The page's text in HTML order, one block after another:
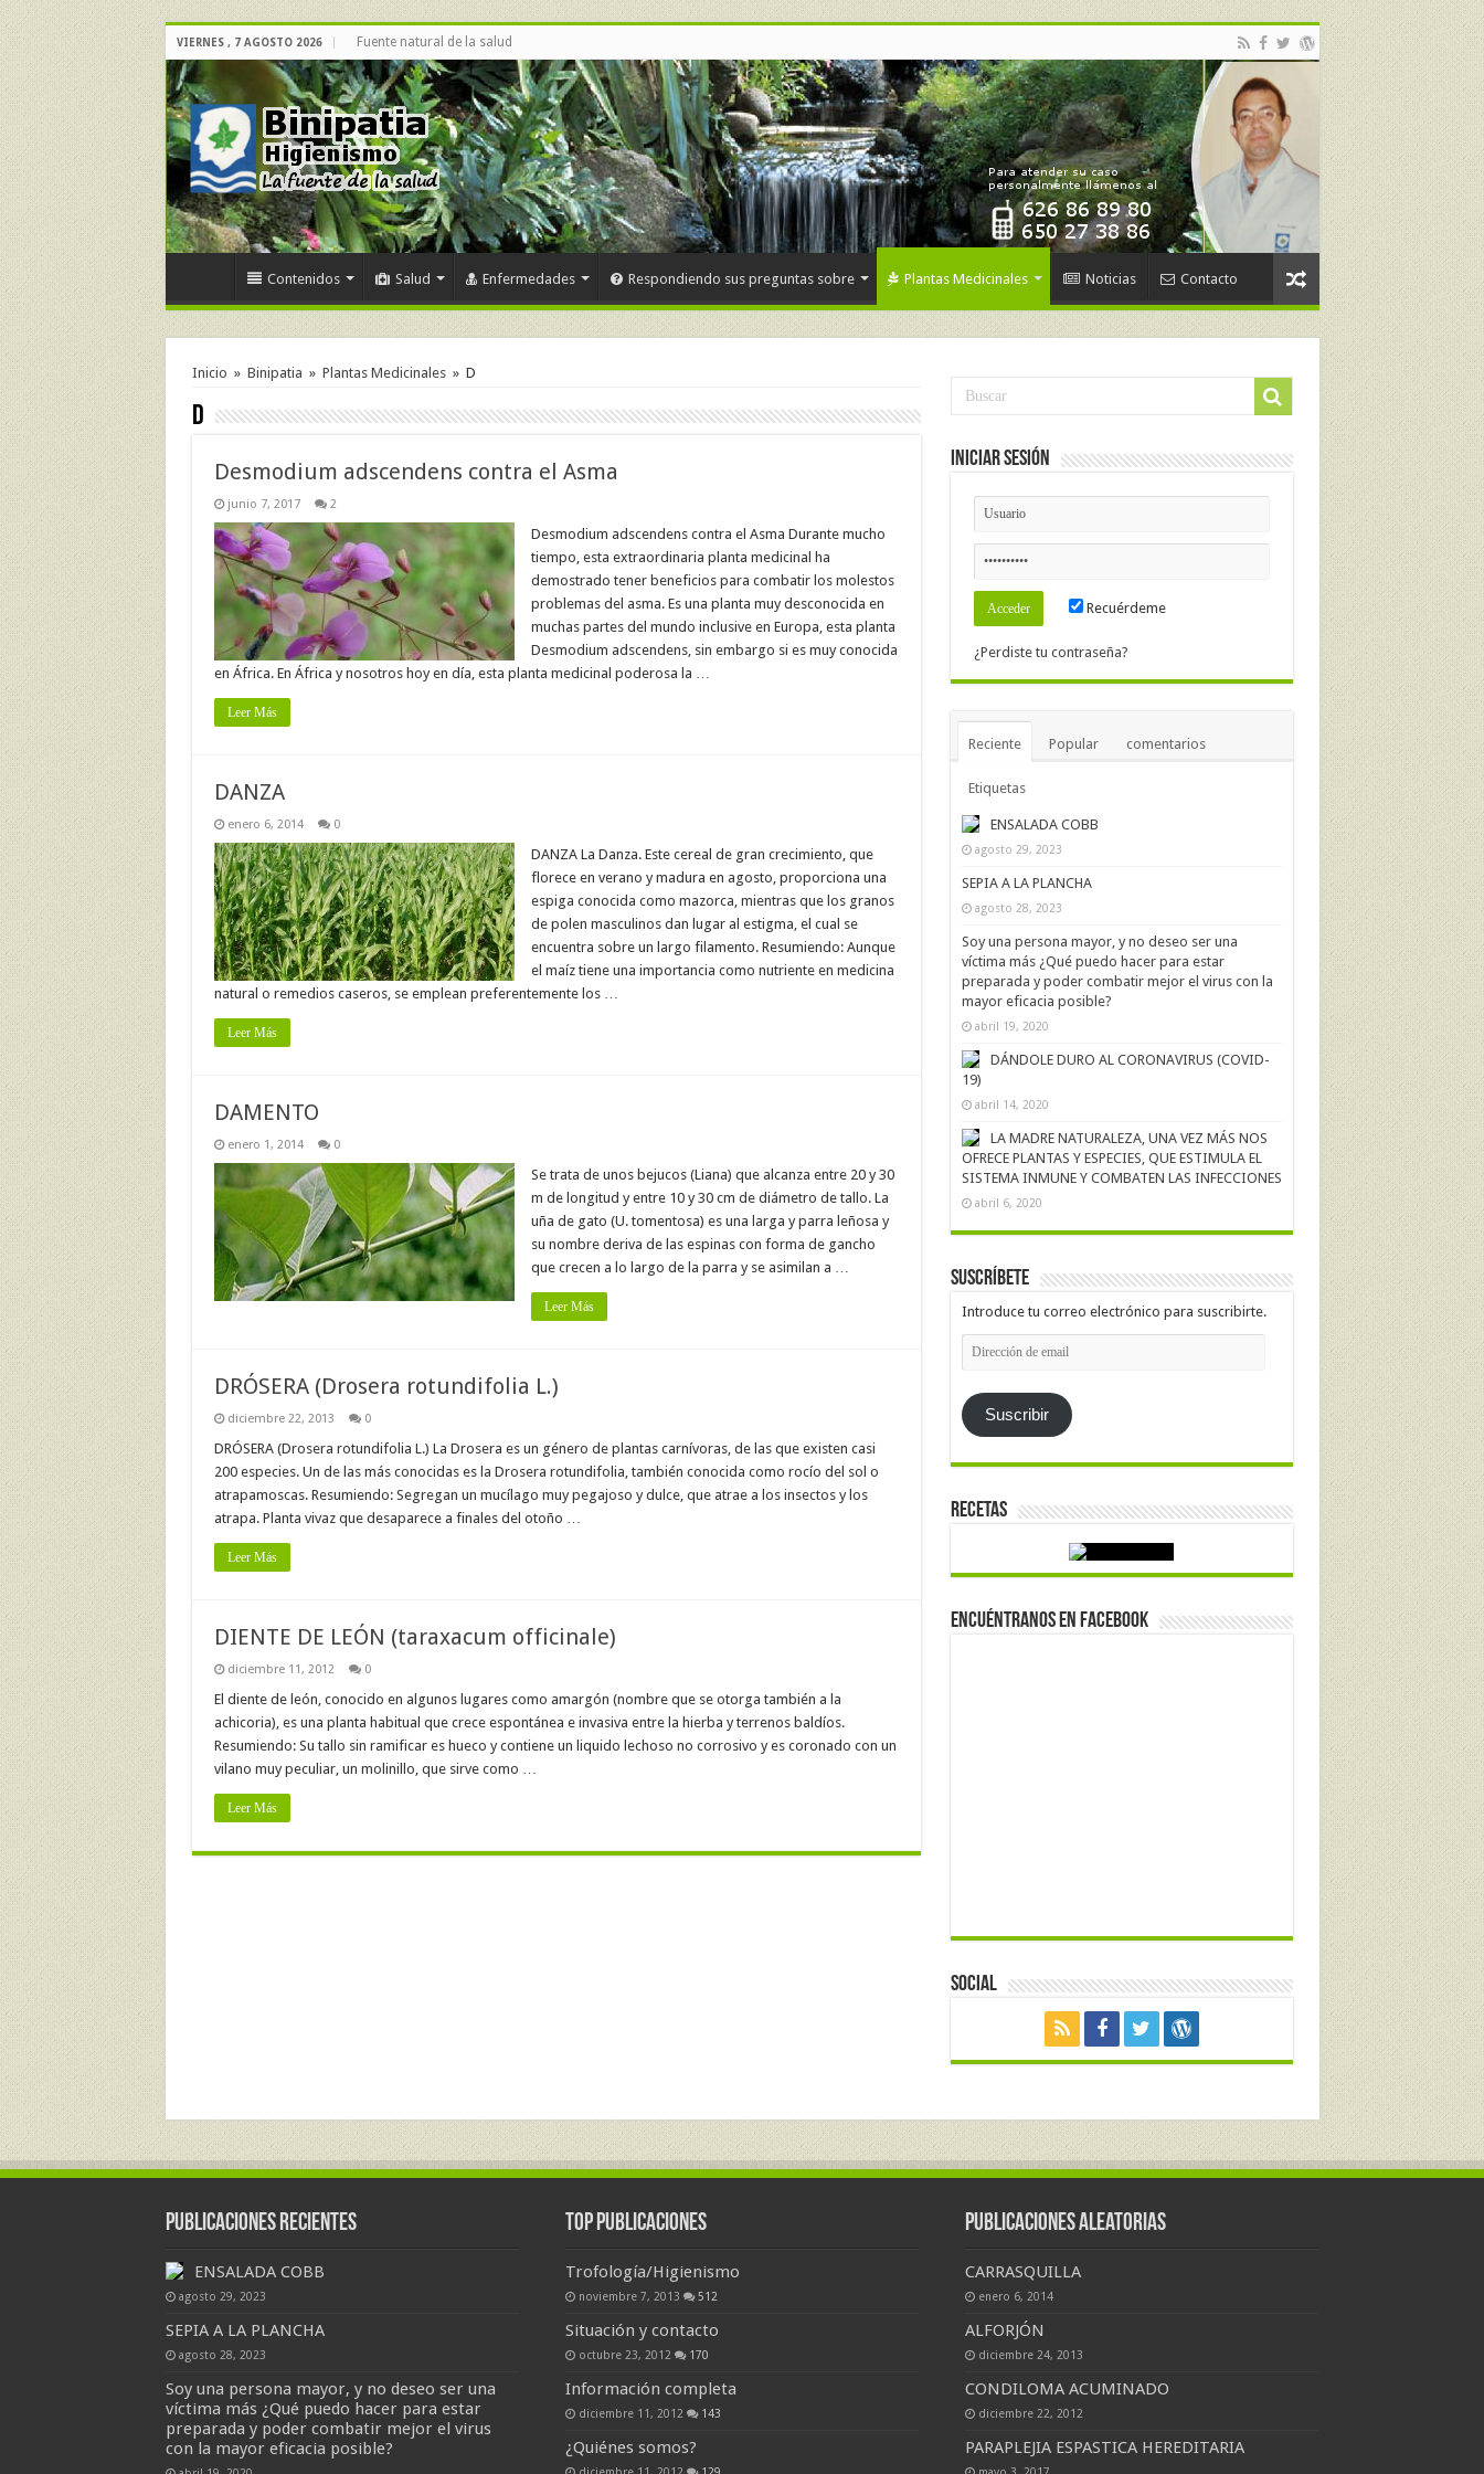
VIERNES , 7 AGOSTO 2026 Fuente natural de la salud
Contenidos Salud Enfermedades Respondiendo sus preguntas sobre Plantas Medicinales Noticias Contacto
Inicio » Binipatia » Plantas Medicinales » D
D
Desmodium adscendens contra el Asma
junio 7, 2017 2
Desmodium adscendens contra el Asma Durante mucho
tiempo, esta extraordinaria planta medicinal ha
demostrado tener beneficios para combatir los molestos
problemas del asma. Es una planta muy desconocida en
muchas partes del mundo inclusive en Europa, esta planta
Desmodium adscendens, sin embargo si es muy conocida
en África. En África y nosotros hoy en día, esta planta medicinal poderosa la …
Leer Más
DANZA
enero 6, 2014 0
DANZA La Danza. Este cereal de gran crecimiento, que
florece en verano y madura en agosto, proporciona una
espiga conocida como mazorca, mientras que los granos
de polen masculinos dan lugar al estigma, el cual se
encuentra sobre un largo filamento. Resumiendo: Aunque
el maíz tiene una importancia como nutriente en medicina
natural o remedios caseros, se emplean preferentemente los …
Leer Más
DAMENTO
enero 1, 2014 0
Se trata de unos bejucos (Liana) que alcanza entre 20 y 30
m de longitud y entre 10 y 30 cm de diámetro de tallo. La
uña de gato (U. tomentosa) es una larga y parra leñosa y
su nombre deriva de las espinas con forma de gancho
que crecen a lo largo de la parra y se asimilan a …
Leer Más
DRÓSERA (Drosera rotundifolia L.)
diciembre 22, 2013 0
DRÓSERA (Drosera rotundifolia L.) La Drosera es un género de plantas carnívoras, de las que existen casi
200 especies. Un de las más conocidas es la Drosera rotundifolia, también conocida como rocío del sol o
atrapamoscas. Resumiendo: Segregan un mucílago muy pegajoso y dulce, que atrae a los insectos y los
atrapa. Planta vivaz que desaparece a finales del otoño …
Leer Más
DIENTE DE LEÓN (taraxacum officinale)
diciembre 11, 2012 0
El diente de león, conocido en algunos lugares como amargón (nombre que se otorga también a la
achicoria), es una planta habitual que crece espontánea e invasiva entre la hierba y terrenos baldíos.
Resumiendo: Su tallo sin ramificar es hueco y contiene un liquido lechoso no corrosivo y es coronado con un
vilano muy peculiar, un molinillo, que sirve como …
Leer Más
Iniciar Sesión
Recuérdeme
¿Perdiste tu contraseña?
Reciente Popular comentarios
Etiquetas
ENSALADA COBB
agosto 29, 2023
SEPIA A LA PLANCHA
agosto 28, 2023
Soy una persona mayor, y no deseo ser una
víctima más ¿Qué puedo hacer para estar
preparada y poder combatir mejor el virus con la
mayor eficacia posible?
abril 19, 2020
DÁNDOLE DURO AL CORONAVIRUS (COVID-
19)
abril 14, 2020
LA MADRE NATURALEZA, UNA VEZ MÁS NOS
OFRECE PLANTAS Y ESPECIES, QUE ESTIMULA EL
SISTEMA INMUNE Y COMBATEN LAS INFECCIONES
abril 6, 2020
Suscríbete
Introduce tu correo electrónico para suscribirte.
Dirección
de
Suscribir
Recetas
Encuéntranos en Facebook
Social
Publicaciones Recientes
ENSALADA COBB
agosto 29, 2023
SEPIA A LA PLANCHA
agosto 28, 2023
Soy una persona mayor, y no deseo ser una
víctima más ¿Qué puedo hacer para estar
preparada y poder combatir mejor el virus
con la mayor eficacia posible?
Top Publicaciones
Trofología/Higienismo
noviembre 7, 2013 512
Situación y contacto
octubre 23, 2012 170
Información completa
diciembre 11, 2012 143
¿Quiénes somos?
diciembre 11, 2012 129
Publicaciones Aleatorias
CARRASQUILLA
enero 6, 2014
ALFORJÓN
diciembre 24, 2013
CONDILOMA ACUMINADO
diciembre 22, 2012
PARAPLEJIA ESPASTICA HEREDITARIA
mayo 3, 2017